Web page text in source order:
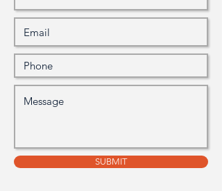
SUBMIT